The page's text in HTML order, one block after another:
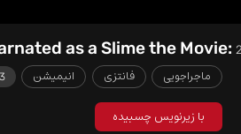
as a Slime the Movie:
ماجراجویی فانتزی انیمیشن
با زیرنویس چسبیده